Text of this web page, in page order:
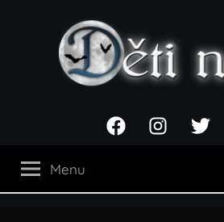
noci
FacebookInstagramTwitter
Menu